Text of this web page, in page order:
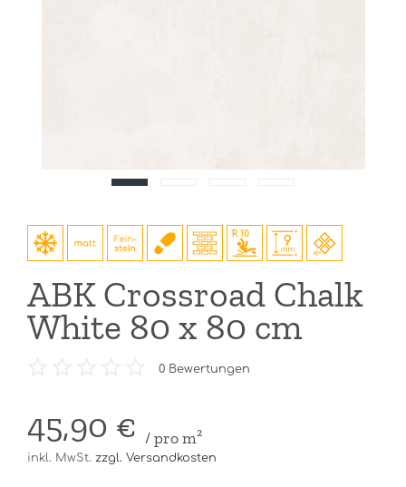
ABK Crossroad Chalk
White 80 x 80 cm
0 Bewertungen
45,90 € / pro m²
inkl. MwSt. zzgl. Versandkosten